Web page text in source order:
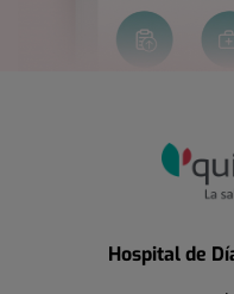
Hospital de